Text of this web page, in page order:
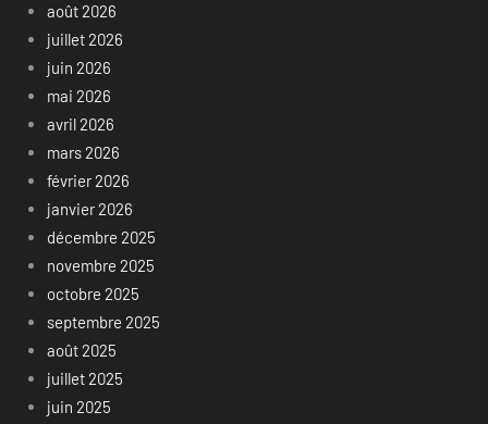
août 2026
juillet 2026
juin 2026
mai 2026
avril 2026
mars 2026
février 2026
janvier 2026
décembre 2025
novembre 2025
octobre 2025
septembre 2025
août 2025
juillet 2025
juin 2025